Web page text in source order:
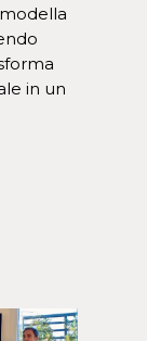
in un